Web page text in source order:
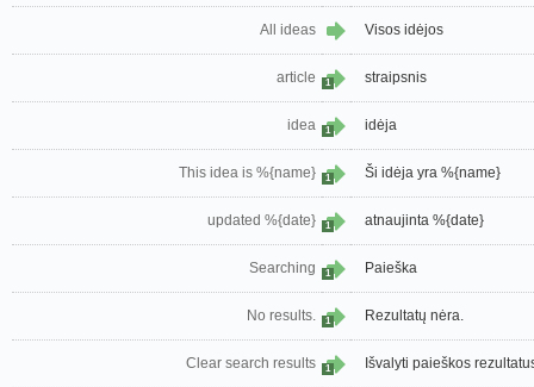
All ideas Visos idėjos
article 1 straipsnis
idea 1 idėja
This idea is %{name} 1 Ši idėja yra %{name}
updated %{date} 1 atnaujinta %{date}
Searching 1 Paieška
No results. 1 Rezultatų nėra.
Clear search results 1 Išvalyti paieškos